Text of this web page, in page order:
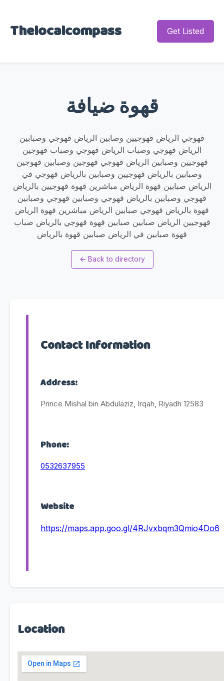
Thelocalcompass Get Listed
قهوة ضيافة
قهوجي الرياض قهوجيين وصابين الرياض قهوجي وصبابين
الرياض قهوجي وصباب الرياض قهوجي وصباب قهوجين
قهوجيين وصبابين الرياض قهوجي قهوجين وصبابين قهوجين
وصبابين بالرياض قهوجيين وصبابين بالرياض قهوجي في
الرياض صبابين قهوة الرياض مباشرين قهوة قهوجيين بالرياض
قهوجي وصبابين بالرياض قهوجي وصبابين قهوجي وصبابين
قهوة بالرياض قهوجي صبابين الرياض مباشرين قهوة الرياض
قهوجيين الرياض صبابين صبابين قهوة قهوجي بالرياض صباب
قهوة صبابين في الرياض صبابين قهوة بالرياض
← Back to directory
Contact Information
Address:
Prince Mishal bin Abdulaziz, Irqah, Riyadh 12583
Phone:
0532637955
Website
https://maps.app.goo.gl/4RJvxbqm3Qmio4Do6
Location